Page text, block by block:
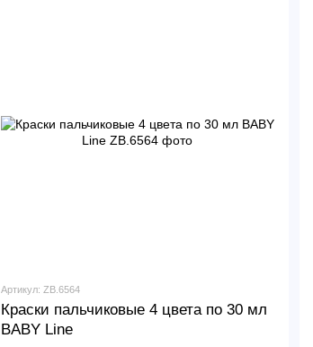
Артикул: ZB.6564
Краски пальчиковые 4 цвета по 30 мл
BABY Line